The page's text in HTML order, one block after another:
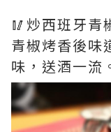
🥢炒西班牙青
青椒烤香後味
味，送酒一流